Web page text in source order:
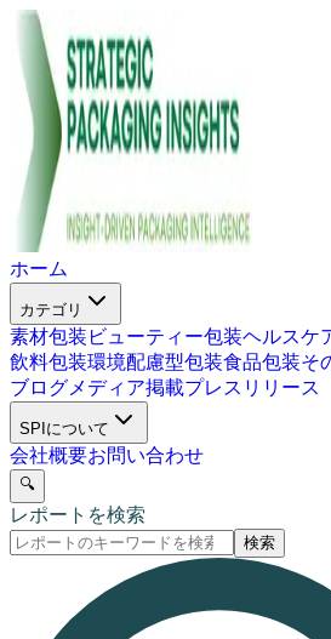
ホーム
カテゴリ
素材包装 ビューティー包装ヘルスケ
飲料包装環境配慮型包装食品包装そ
ブログメディア掲載プレスリリース
SPIについて
会社概要お問い合わせ
🔍
レポートを検索
検索